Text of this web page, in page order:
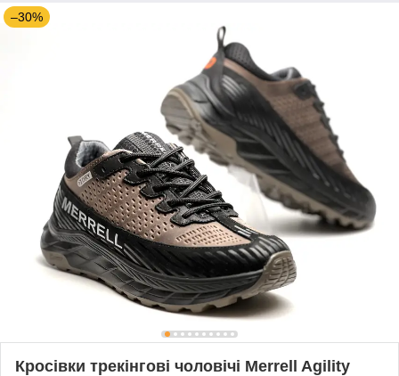
–30%
Кросівки трекінгові чоловічі Merrell Agility